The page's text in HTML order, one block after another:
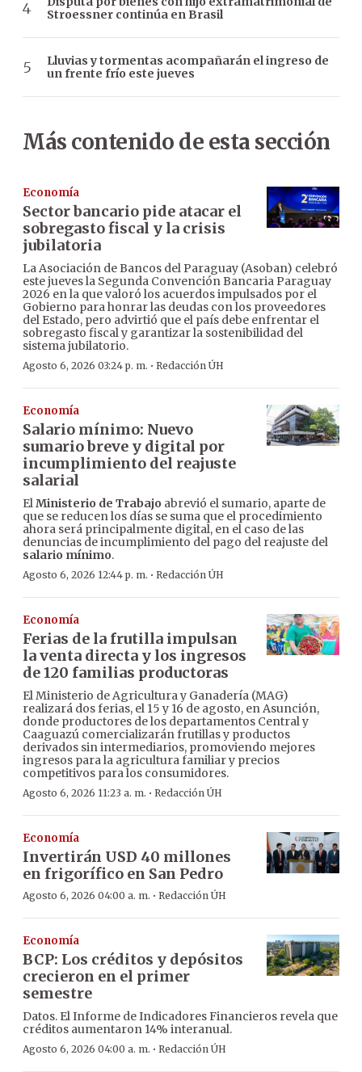
Stroessner continúa en Brasil
Lluvias y tormentas acompañarán el ingreso de
un frente frío este jueves
Más contenido de esta sección
Economía
Sector bancario pide atacar el
sobregasto fiscal y la crisis
jubilatoria
La Asociación de Bancos del Paraguay (Asoban) celebró
este jueves la Segunda Convención Bancaria Paraguay
2026 en la que valoró los acuerdos impulsados por el
Gobierno para honrar las deudas con los proveedores
del Estado, pero advirtió que el país debe enfrentar el
sobregasto fiscal y garantizar la sostenibilidad del
sistema jubilatorio.
Agosto 6, 2026 03:24 p. m. · Redacción ÚH
Economía
Salario mínimo: Nuevo
sumario breve y digital por
incumplimiento del reajuste
salarial
ElMinisterio de Trabajo abrevió el sumario, aparte de
que se reducen los días se suma que el procedimiento
ahora será principalmente digital, en el caso de las
denuncias de incumplimiento del pago del reajuste del
salario mínimo.
Agosto 6, 2026 12:44 p. m. · Redacción ÚH
Economía
Ferias de la frutilla impulsan
la venta directa y los ingresos
de 120 familias productoras
El Ministerio de Agricultura y Ganadería (MAG)
realizará dos ferias, el 15 y 16 de agosto, en Asunción,
donde productores de los departamentos Central y
Caaguazú comercializarán frutillas y productos
derivados sin intermediarios, promoviendo mejores
ingresos para la agricultura familiar y precios
competitivos para los consumidores.
Agosto 6, 2026 11:23 a. m. · Redacción ÚH
Economía
Invertirán USD 40 millones
en frigorífico en San Pedro
Agosto 6, 2026 04:00 a. m. · Redacción ÚH
Economía
BCP: Los créditos y depósitos
crecieron en el primer
semestre
Datos. El Informe de Indicadores Financieros revela que
créditos aumentaron 14% interanual.
Agosto 6, 2026 04:00 a. m. · Redacción ÚH